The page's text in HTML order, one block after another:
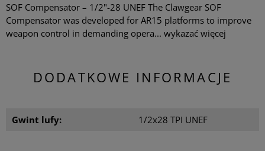
SOF Compensator – 1/2"-28 UNEF The Clawgear SOF
Compensator was developed for AR15 platforms to improve
weapon control in demanding opera... wykazać więcej
DODATKOWE INFORMACJE
Gwint lufy: 1/2x28 TPI UNEF